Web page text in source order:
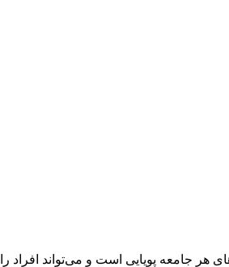
جامعه پویایی است و می‌تواند افراد